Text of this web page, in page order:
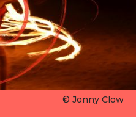
© Jonny Clow